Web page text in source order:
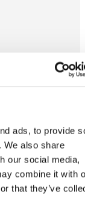
ads, to provide
We also share
our social media,
combine it with
that they’ve